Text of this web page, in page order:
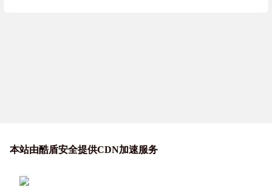
本站由酷盾安全提供CDN加速服务